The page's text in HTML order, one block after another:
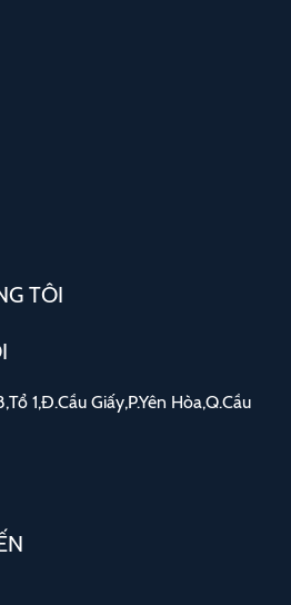
TÔI
1,Đ.Cầu Giấy,P.Yên Hòa,Q.Cầu